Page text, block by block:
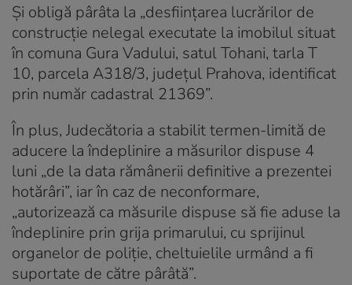
Și obligă pârâta la „desființarea lucrărilor de
construcție nelegal executate la imobilul situat
în comuna Gura Vadului, satul Tohani, tarla T
10, parcela A318/3, județul Prahova, identificat
prin număr cadastral 21369”.
În plus, Judecătoria a stabilit termen-limită de
aducere la îndeplinire a măsurilor dispuse 4
luni „de la data rămânerii definitive a prezentei
hotărâri”, iar în caz de neconformare,
„autorizează ca măsurile dispuse să fie aduse la
îndeplinire prin grija primarului, cu sprijinul
organelor de poliție, cheltuielile urmând a fi
suportate de către pârâtă”.